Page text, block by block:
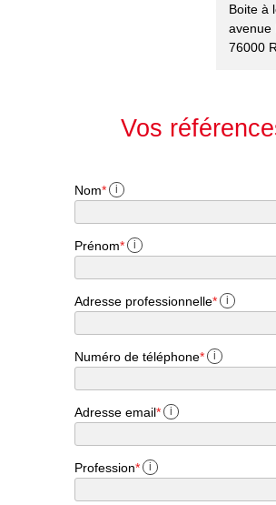
Boite à
avenue
76000
Vos
Nom* i
Prénom* i
Adresse professionnelle* i
Numéro de téléphone* i
Adresse email* i
Profession* i